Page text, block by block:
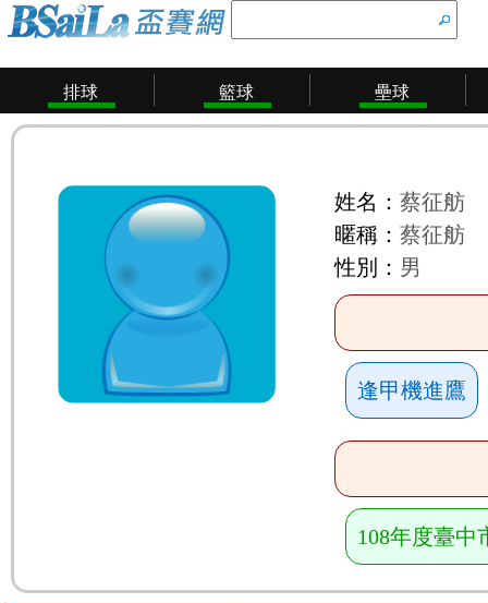
排球 籃球 壘球
姓名： 蔡征舫
暱稱： 蔡征舫
性別： 男
逢甲機進鷹
108年度臺中